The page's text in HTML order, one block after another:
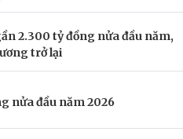
2.300 tỷ đồng nửa đầu năm,
trở lại
nửa đầu năm 2026